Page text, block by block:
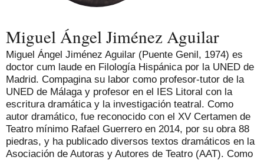
Miguel Ángel Jiménez Aguilar
Miguel Ángel Jiménez Aguilar (Puente Genil, 1974) es
doctor cum laude en Filología Hispánica por la UNED de
Madrid. Compagina su labor como profesor-tutor de la
UNED de Málaga y profesor en el IES Litoral con la
escritura dramática y la investigación teatral. Como
autor dramático, fue reconocido con el XV Certamen de
Teatro mínimo Rafael Guerrero en 2014, por su obra 88
piedras, y ha publicado diversos textos dramáticos en la
Asociación de Autoras y Autores de Teatro (AAT). Como